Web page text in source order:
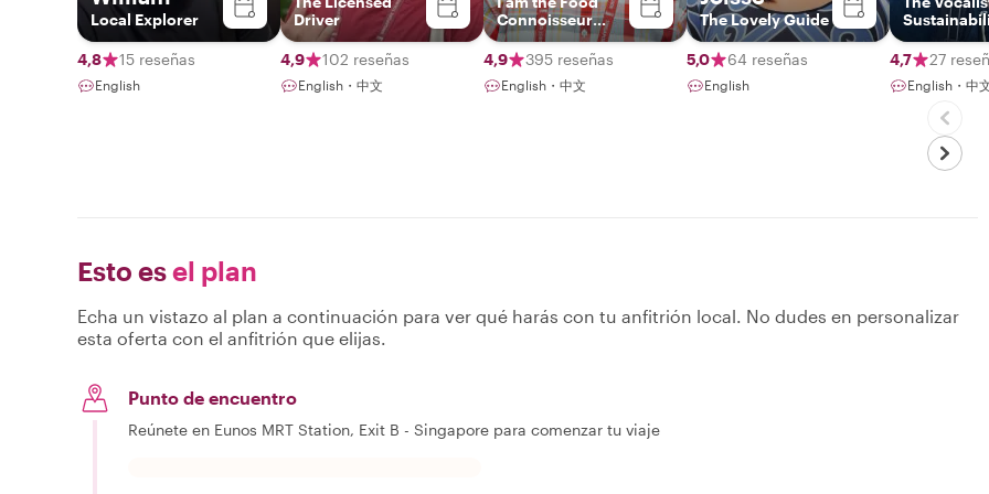
Local Explorer
4,8 15 reseñas
English
Driver
4,9 102 reseñas
English・中文
Connoisseur
Singapore.
4,9
395 reseñas
English・中文
The Lovely Guide
5,0 64 reseñas
English
Advocate
4,7
27
English・中
Esto esel plan
Echa un vistazo al plan a continuación para ver qué harás con tu anfitrión local. No dudes en personalizar
esta oferta con el anfitrión que elijas.
Punto de encuentro
Reúnete en Eunos MRT Station, Exit B - Singapore para comenzar tu viaje